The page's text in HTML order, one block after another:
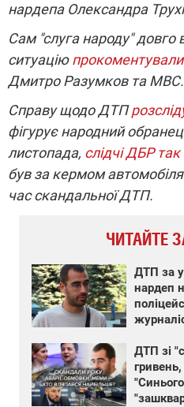
нардепа Олександра
Сам "слуга народу" довго
ситуацію
Дмитро Разумков та МВС.
Справу щодо ДТП
фігурує народний
листопада, слідчі ДБР
був за кермом
час скандальної ДТП.
ЧИТАЙТЕ
ДТП за
нардеп
ДТП зі